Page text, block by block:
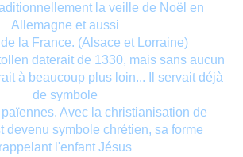
la veille de Noël en
Allemagne et aussi
la France. (Alsace et Lorraine)
daterait de 1330, mais sans aucun
à beaucoup plus loin... Il servait déjà
de symbole
païennes. Avec la christianisation de
devenu symbole chrétien, sa forme
rappelant l'enfant Jésus